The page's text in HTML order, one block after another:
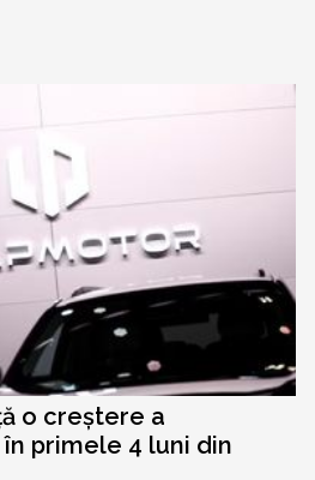
o creștere a
primele 4 luni din